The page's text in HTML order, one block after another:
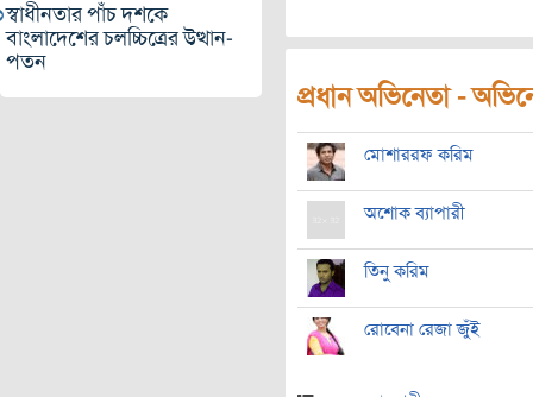
স্বাধীনতার পাঁচ দশকে
বাংলাদেশের চলচ্চিত্রের উত্থান-
পতন
প্রধান অভিনেতা -
মোশাররফ করিম
অশোক ব্যাপারী
তিনু করিম
রোবেনা রেজা জুঁই